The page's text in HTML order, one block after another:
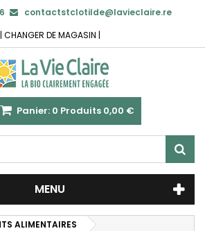
contactstclotilde@lavieclaire.re
| CHANGER DE MAGASIN |
Panier: 0 Produits 0,00 €
MENU
ALIMENTAIRES